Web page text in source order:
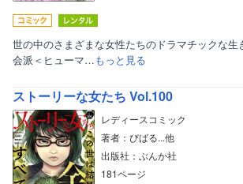
世の中のさまざまな女性たちのドラマチックな生
会派＜ヒューマ…もっと見る
ストーリーな女たち Vol.100
レディースコミック
著者：びばる...他
出版社：ぶんか社
181ページ